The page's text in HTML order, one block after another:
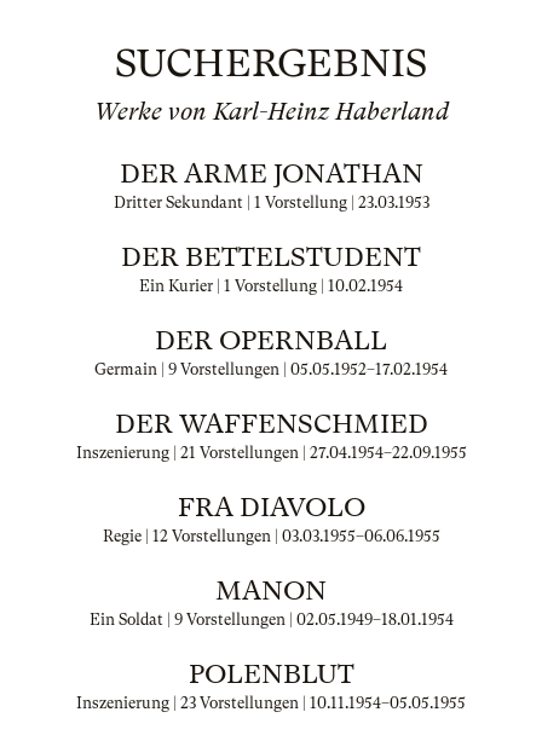
SUCHERGEBNIS
Werke von Karl-Heinz Haberland
DER ARME JONATHAN
Dritter Sekundant | 1 Vorstellung | 23.03.1953
DER BETTELSTUDENT
Ein Kurier | 1 Vorstellung | 10.02.1954
DER OPERNBALL
Germain | 9 Vorstellungen | 05.05.1952–17.02.1954
DER WAFFENSCHMIED
Inszenierung | 21 Vorstellungen | 27.04.1954–22.09.1955
FRA DIAVOLO
Regie | 12 Vorstellungen | 03.03.1955–06.06.1955
MANON
Ein Soldat | 9 Vorstellungen | 02.05.1949–18.01.1954
POLENBLUT
Inszenierung | 23 Vorstellungen | 10.11.1954–05.05.1955